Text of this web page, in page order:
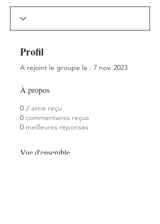
Profil
A rejoint le groupe le : 7 nov. 2023
À propos
0 J'aime reçu
0 commentaires reçus
0 meilleures réponses
Vue d'ensemble